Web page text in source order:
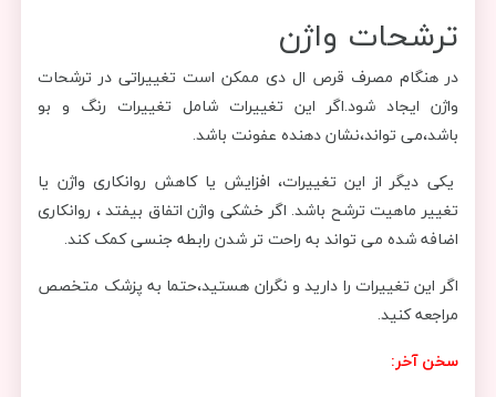
ترشحات واژن
در هنگام مصرف قرص ال دی ممکن است تغییراتی در ترشحات
واژن ایجاد شود.اگر این تغییرات شامل تغییرات رنگ و بو
باشد،می تواند،نشان دهنده عفونت باشد.
یکی دیگر از این تغییرات، افزایش یا کاهش روانکاری واژن یا
تغییر ماهیت ترشح باشد. اگر خشکی واژن اتفاق بیفتد ، روانکاری
اضافه شده می تواند به راحت تر شدن رابطه جنسی کمک کند.
اگر این تغییرات را دارید و نگران هستید،حتما به پزشک متخصص
مراجعه کنید.
سخن آخر: